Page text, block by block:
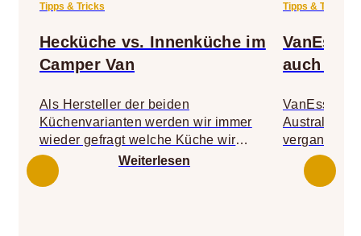
Tipps & Tricks
Hecküche vs. Innenküche im
Camper Van
Als Hersteller der beiden
Küchenvarianten werden wir immer
wieder gefragt welche Küche wir
empfehlen. Unser Favorit ist hier ganz
klar die Heckküche. Gerne erklären wir
Weiterlesen
Tipps & Tricks
VanEssa
auch
VanEssa
Australien
vergangen
Australien
Seither hat